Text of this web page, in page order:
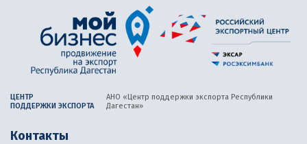
ЦЕНТР
ПОДДЕРЖКИ ЭКСПОРТА
АНО «Центр поддержки экспорта Республики
Дагестан»
Контакты